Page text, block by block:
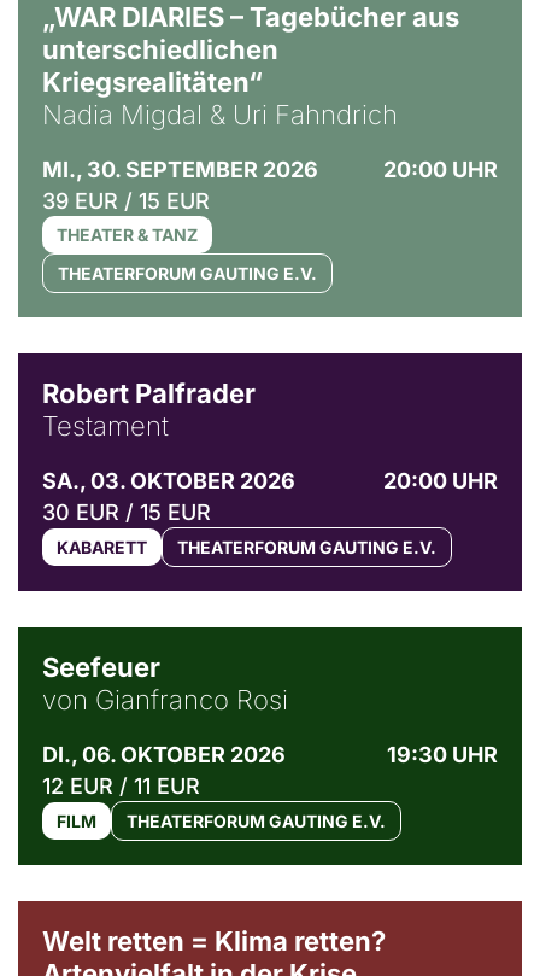
„WAR DIARIES – Tagebücher aus
unterschiedlichen
Kriegsrealitäten“
Nadia Migdal & Uri Fahndrich
MI., 30. SEPTEMBER 2026
20:00 UHR
39 EUR / 15 EUR
THEATER & TANZ
THEATERFORUM GAUTING E.V.
Robert Palfrader
Testament
SA., 03. OKTOBER 2026
20:00 UHR
30 EUR / 15 EUR
KABARETT THEATERFORUM GAUTING E.V.
Seefeuer
von Gianfranco Rosi
DI., 06. OKTOBER 2026
19:30 UHR
12 EUR / 11 EUR
FILM THEATERFORUM GAUTING E.V.
Welt retten = Klima retten?